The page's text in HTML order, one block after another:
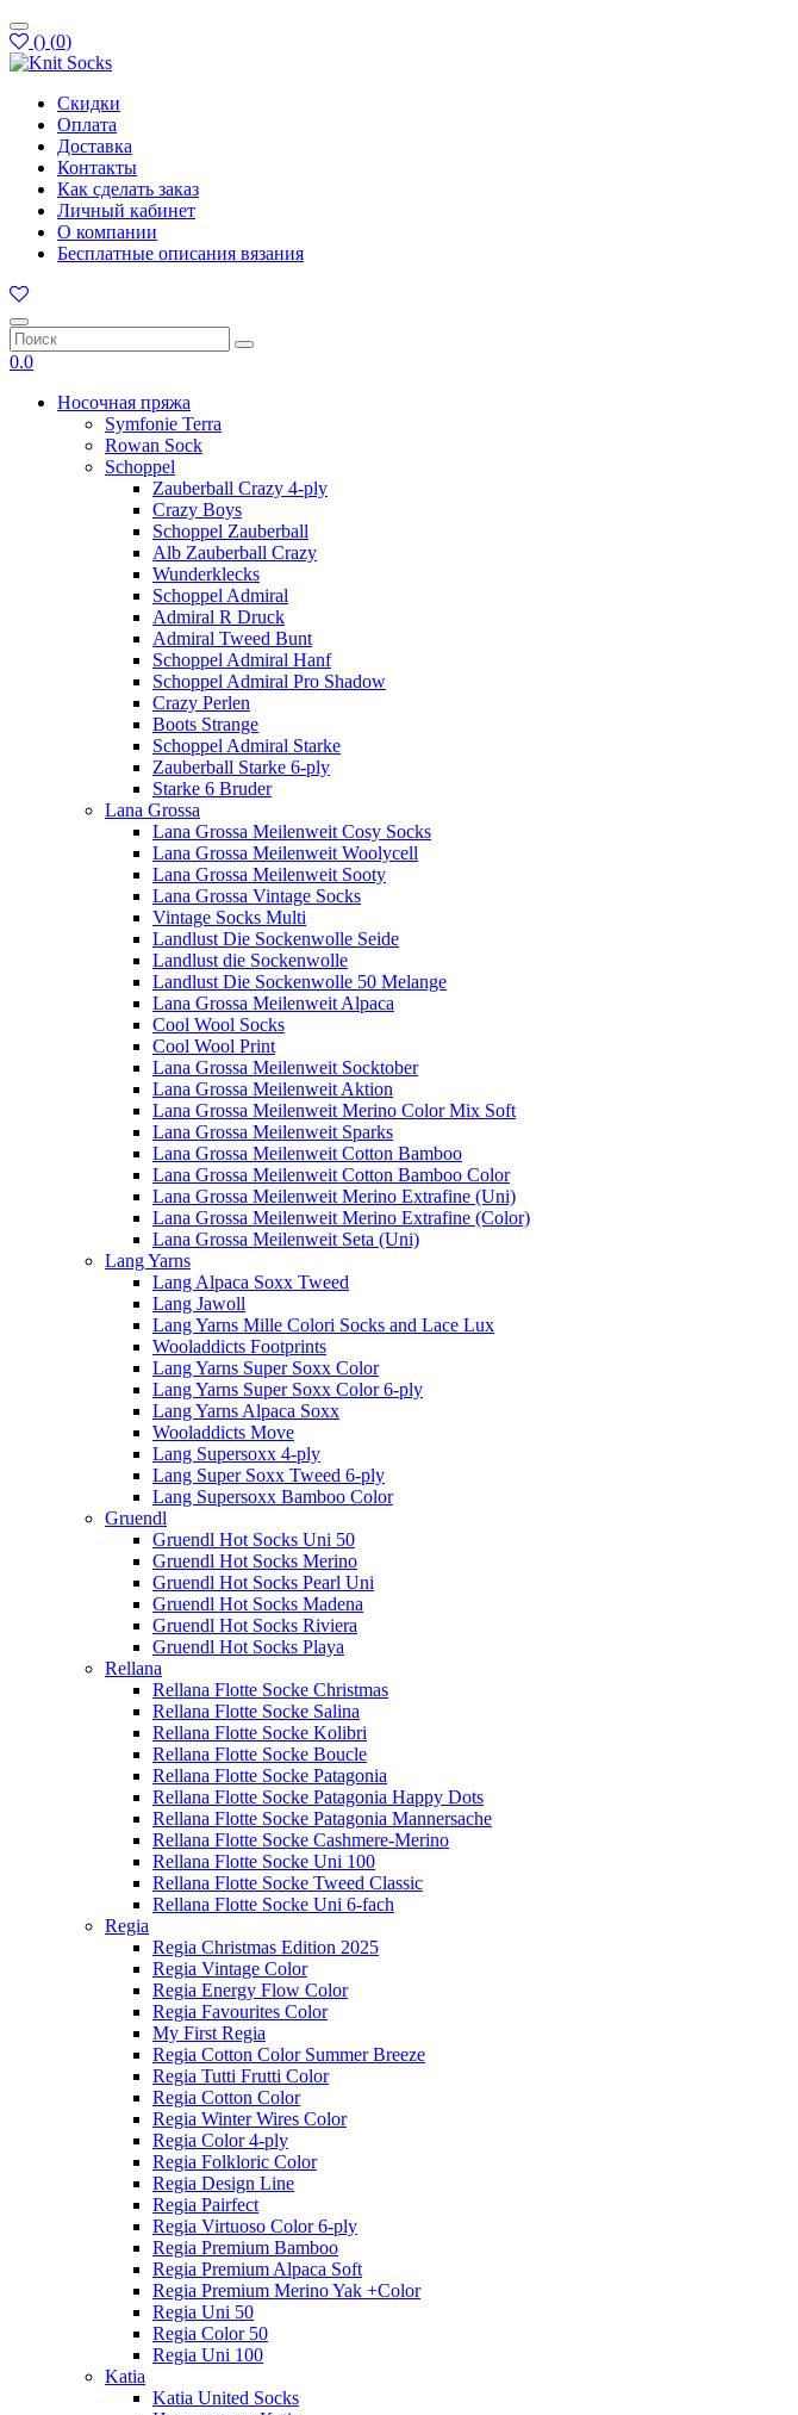
() (0)
Скидки
Оплата
Доставка
Контакты
Как сделать заказ
Личный кабинет
О компании
Бесплатные описания вязания
0.0
Носочная пряжа
Symfonie Terra
Rowan Sock
Schoppel
Zauberball Crazy 4-ply
Crazy Boys
Schoppel Zauberball
Alb Zauberball Crazy
Wunderklecks
Schoppel Admiral
Admiral R Druck
Admiral Tweed Bunt
Schoppel Admiral Hanf
Schoppel Admiral Pro Shadow
Crazy Perlen
Boots Strange
Schoppel Admiral Starke
Zauberball Starke 6-ply
Starke 6 Bruder
Lana Grossa
Lana Grossa Meilenweit Cosy Socks
Lana Grossa Meilenweit Woolycell
Lana Grossa Meilenweit Sooty
Lana Grossa Vintage Socks
Vintage Socks Multi
Landlust Die Sockenwolle Seide
Landlust die Sockenwolle
Landlust Die Sockenwolle 50 Melange
Lana Grossa Meilenweit Alpaca
Cool Wool Socks
Cool Wool Print
Lana Grossa Meilenweit Socktober
Lana Grossa Meilenweit Aktion
Lana Grossa Meilenweit Merino Color Mix Soft
Lana Grossa Meilenweit Sparks
Lana Grossa Meilenweit Cotton Bamboo
Lana Grossa Meilenweit Cotton Bamboo Color
Lana Grossa Meilenweit Merino Extrafine (Uni)
Lana Grossa Meilenweit Merino Extrafine (Color)
Lana Grossa Meilenweit Seta (Uni)
Lang Yarns
Lang Alpaca Soxx Tweed
Lang Jawoll
Lang Yarns Mille Colori Socks and Lace Lux
Wooladdicts Footprints
Lang Yarns Super Soxx Color
Lang Yarns Super Soxx Color 6-ply
Lang Yarns Alpaca Soxx
Wooladdicts Move
Lang Supersoxx 4-ply
Lang Super Soxx Tweed 6-ply
Lang Supersoxx Bamboo Color
Gruendl
Gruendl Hot Socks Uni 50
Gruendl Hot Socks Merino
Gruendl Hot Socks Pearl Uni
Gruendl Hot Socks Madena
Gruendl Hot Socks Riviera
Gruendl Hot Socks Playa
Rellana
Rellana Flotte Socke Christmas
Rellana Flotte Socke Salina
Rellana Flotte Socke Kolibri
Rellana Flotte Socke Boucle
Rellana Flotte Socke Patagonia
Rellana Flotte Socke Patagonia Happy Dots
Rellana Flotte Socke Patagonia Mannersache
Rellana Flotte Socke Cashmere-Merino
Rellana Flotte Socke Uni 100
Rellana Flotte Socke Tweed Classic
Rellana Flotte Socke Uni 6-fach
Regia
Regia Christmas Edition 2025
Regia Vintage Color
Regia Energy Flow Color
Regia Favourites Color
My First Regia
Regia Cotton Color Summer Breeze
Regia Tutti Frutti Color
Regia Cotton Color
Regia Winter Wires Color
Regia Color 4-ply
Regia Folkloric Color
Regia Design Line
Regia Pairfect
Regia Virtuoso Color 6-ply
Regia Premium Bamboo
Regia Premium Alpaca Soft
Regia Premium Merino Yak +Color
Regia Uni 50
Regia Color 50
Regia Uni 100
Katia
Katia United Socks